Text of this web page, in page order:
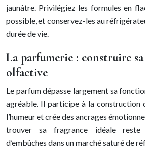
jaunâtre. Privilégiez les formules en
possible, et conservez-les au
durée de vie.
La parfumerie : construire
olfactive
Le parfum dépasse largement sa
agréable. Il participe à la construction
l’humeur et crée des ancrages
trouver sa fragrance idéale reste
d’embûches dans un marché saturé de